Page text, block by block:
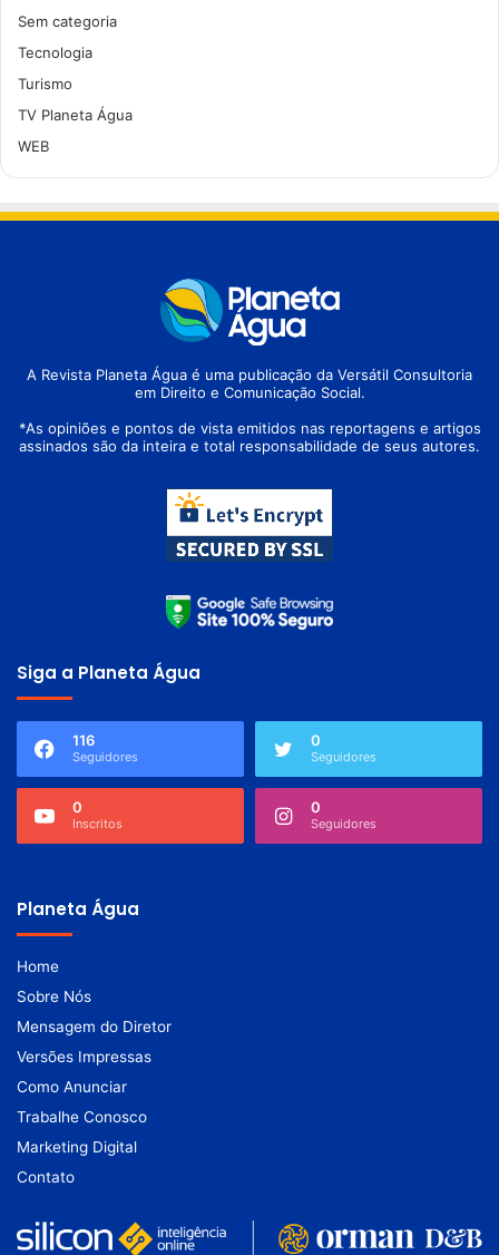
Sem categoria
Tecnologia
Turismo
TV Planeta Água
WEB
A Revista Planeta Água é uma publicação da Versátil Consultoria
em Direito e Comunicação Social.
*As opiniões e pontos de vista emitidos nas reportagens e artigos
assinados são da inteira e total responsabilidade de seus autores.
Siga a Planeta Água
116
Seguidores
0
Seguidores
0
Inscritos
0
Seguidores
Planeta Água
Home
Sobre Nós
Mensagem do Diretor
Versões Impressas
Como Anunciar
Trabalhe Conosco
Marketing Digital
Contato